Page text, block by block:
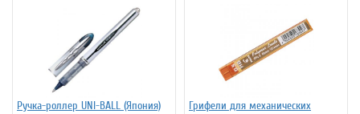
Ручка-роллер UNI-BALL (Япония)
Грифели для механических